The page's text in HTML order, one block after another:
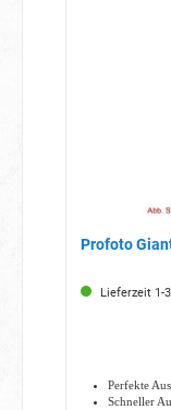
Profoto
Lieferzeit 1-
Perfekte
Schneller